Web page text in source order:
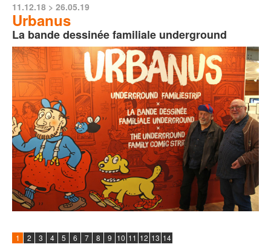
11.12.18 > 26.05.19
Urbanus
La bande dessinée familiale underground
1 2 3 4 5 6 7 8 9 10 11 12 13 14